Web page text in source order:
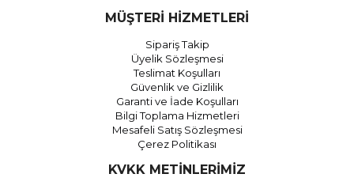
MÜŞTERİ HİZMETLERİ
Sipariş Takip
Üyelik Sözleşmesi
Teslimat Koşulları
Güvenlik ve Gizlilik
Garanti ve İade Koşulları
Bilgi Toplama Hizmetleri
Mesafeli Satış Sözleşmesi
Çerez Politikası
KVKK METİNLERİMİZ